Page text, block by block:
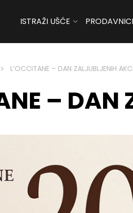
ISTRAŽI UŠĆE
> L’OCCITANE – DAN ZALJUBLJENIH
–